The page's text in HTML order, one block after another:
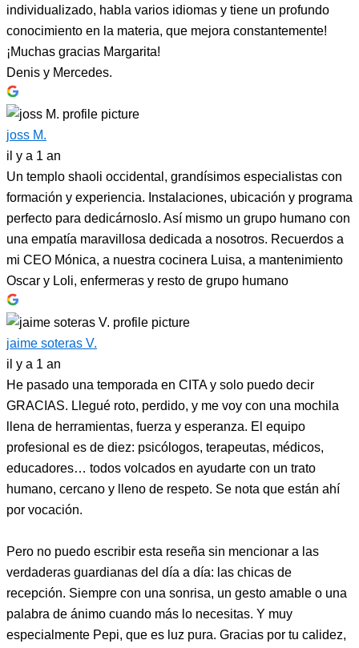
individualizado, habla varios idiomas y tiene un profundo
conocimiento en la materia, que mejora constantemente!
¡Muchas gracias Margarita!
Denis y Mercedes.
joss M.
il y a 1 an
Un templo shaoli occidental, grandísimos especialistas con
formación y experiencia. Instalaciones, ubicación y programa
perfecto para dedicárnoslo. Así mismo un grupo humano con
una empatía maravillosa dedicada a nosotros. Recuerdos a
mi CEO Mónica, a nuestra cocinera Luisa, a mantenimiento
Oscar y Loli, enfermeras y resto de grupo humano
jaime soteras V.
il y a 1 an
He pasado una temporada en CITA y solo puedo decir
GRACIAS. Llegué roto, perdido, y me voy con una mochila
llena de herramientas, fuerza y esperanza. El equipo
profesional es de diez: psicólogos, terapeutas, médicos,
educadores… todos volcados en ayudarte con un trato
humano, cercano y lleno de respeto. Se nota que están ahí
por vocación.
Pero no puedo escribir esta reseña sin mencionar a las
verdaderas guardianas del día a día: las chicas de
recepción. Siempre con una sonrisa, un gesto amable o una
palabra de ánimo cuando más lo necesitas. Y muy
especialmente Pepi, que es luz pura. Gracias por tu calidez,